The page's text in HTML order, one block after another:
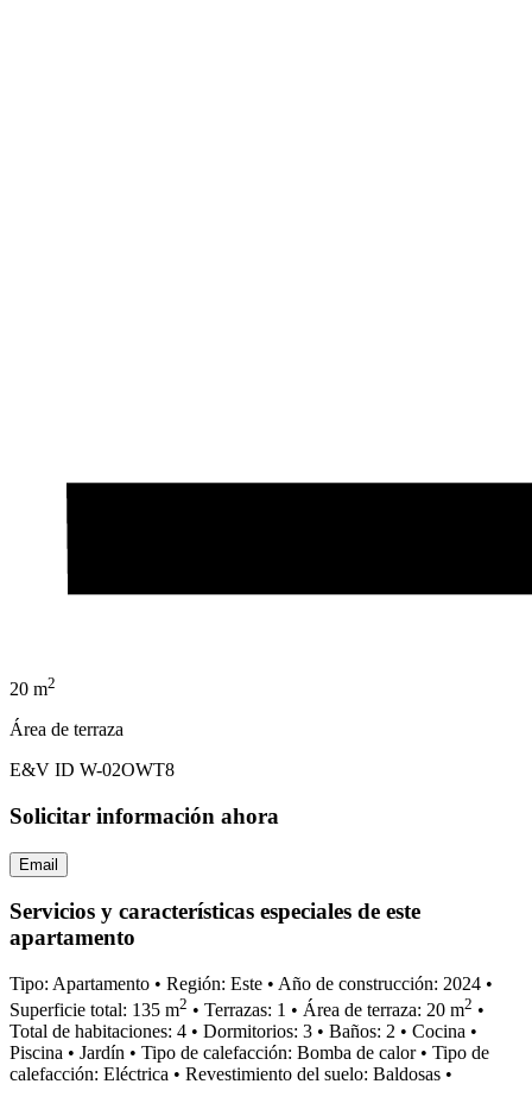
20 m2
Área de terraza
E&V ID W-02OWT8
Solicitar información ahora
Email
Servicios y características especiales de este
apartamento
Tipo: Apartamento • Región: Este • Año de construcción: 2024 •
Superficie total: 135 m2 • Terrazas: 1 • Área de terraza: 20 m2 •
Total de habitaciones: 4 • Dormitorios: 3 • Baños: 2 • Cocina •
Piscina • Jardín • Tipo de calefacción: Bomba de calor• Tipo de
calefacción: Eléctrica • Revestimiento del suelo: Baldosas •